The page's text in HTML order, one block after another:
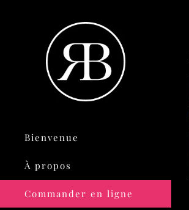
Bienvenue
À propos
Commander en ligne